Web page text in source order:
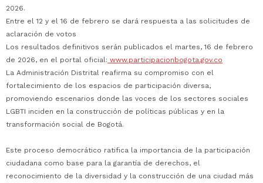
2026.
Entre el 12 y el 16 de febrero se dará respuesta a las solicitudes de
aclaración de votos
Los resultados definitivos serán publicados el martes, 16 de febrero
de 2026, en el portal oficial: www.participacionbogota.gov.co
La Administración Distrital reafirma su compromiso con el
fortalecimiento de los espacios de participación diversa,
promoviendo escenarios donde las voces de los sectores sociales
LGBTI inciden en la construcción de políticas públicas y en la
transformación social de Bogotá.
Este proceso democrático ratifica la importancia de la participación
ciudadana como base para la garantía de derechos, el
reconocimiento de la diversidad y la construcción de una ciudad más